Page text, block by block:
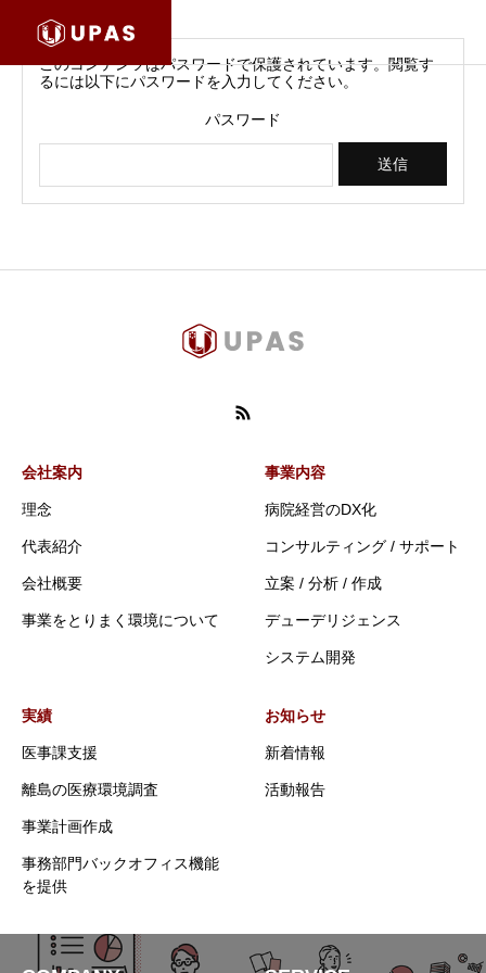
このコンテンツはパスワードで保護されています。閲覧す
るには以下にパスワードを入力してください。
パスワード
会社案内
理念
代表紹介
会社概要
事業をとりまく環境について
事業内容
病院経営のDX化
コンサルティング / サポート
立案 / 分析 / 作成
デューデリジェンス
システム開発
実績
医事課支援
離島の医療環境調査
事業計画作成
事務部門バックオフィス機能
を提供
お知らせ
新着情報
活動報告